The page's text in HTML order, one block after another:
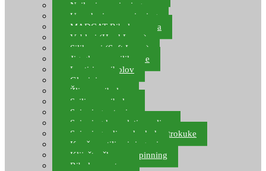
Najloni za spinning
Upredenice za spinning
MADCAT Ribolov soma
Vobleri (Hard Lures)
Silikonci (Soft Lures)
Jig glave za silikonce
Leptiri za ribolov
Glavinjare
Žlice za ribolov
Sajlice za ribolov
Spinning setovi
Spinning kompleti varalica
Spinning udice, dvokuke, trokuke
Kopče, vrtilice i ringovi
Kliješta, škare za spinning
Ribolov pastrve